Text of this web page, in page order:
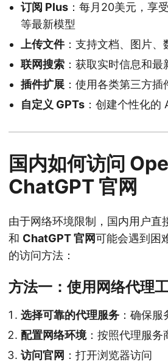
订阅 Plus ：每月20美元，享
等最新模型
上传文件：支持文档、图片、
联网搜索 ：获取实时信息和最
插件扩展 ：使用各类第三方
自定义 GPTs ：创建个性化的
国内如何访问
ChatGPT 官网
由于网络环境限制，国内用户直
和 ChatGPT 官网可能会遇到困
的访问方法：
方法一：使用网络代理
选择可靠的代理服务 ：确保
配置网络环境：按照代理服务
访问官网 ：打开浏览器访问